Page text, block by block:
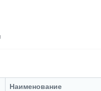
Наименование